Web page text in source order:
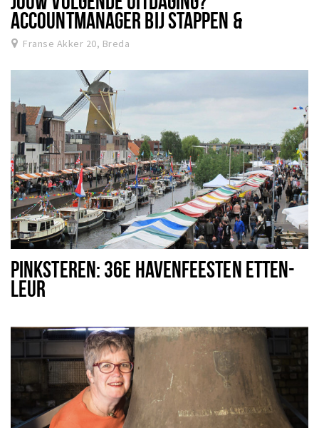
ACCOUNTMANAGER BIJ STAPPEN &
SHOPPEN | BREDA CITY APP
Franse Akker 20, Breda
PINKSTEREN: 36E HAVENFEESTEN ETTEN-
LEUR